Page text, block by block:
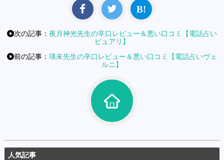
次の記事： 夜月神光先生の辛口レビュー＆悪い口コミ【電話占い
ピュアリ】
前の記事： 瑛未先生の辛口レビュー＆悪い口コミ【電話占いヴェ
ルニ】
人気記事